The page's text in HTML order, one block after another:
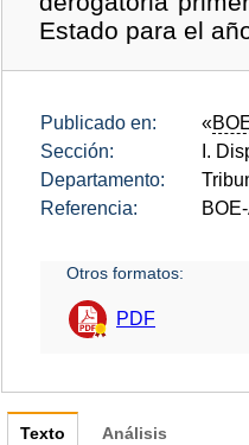
Estado para el
Publicado en: «
Sección:
I.
Departamento:
Referencia:
Otros formatos:
PDF
Texto Análisis